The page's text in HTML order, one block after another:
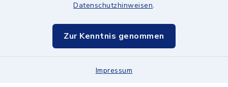
Datenschutzhinweisen.
Zur Kenntnis genommen
Impressum
Hinweisgeberschutz
Sitemap